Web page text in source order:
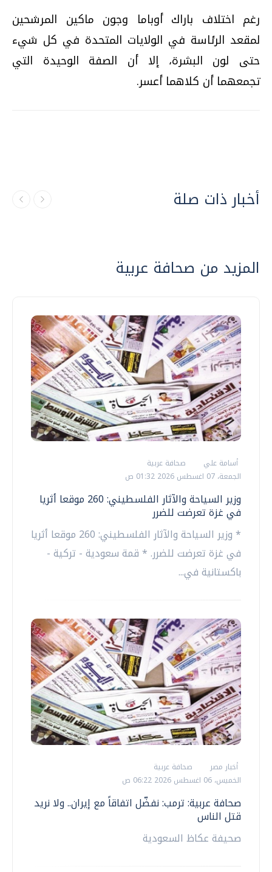
رغم اختلاف باراك أوباما وجون ماكين المرشحين
لمقعد الرئاسة في الولايات المتحدة في كل شيء
حتى لون البشرة، إلا أن الصفة الوحيدة التي
تجمعهما أن كلاهما أعسر.
أخبار ذات صلة
المزيد من صحافة عربية
أسامة علي
صحافة عربية
الجمعة، 07 اغسطس 2026 01:32 ص
وزير السياحة والآثار الفلسطيني: 260 موقعا أثريا
في غزة تعرضت للضرر
* وزير السياحة والآثار الفلسطيني: 260 موقعا أثريا
في غزة تعرضت للضرر. * قمة سعودية - تركية -
باكستانية في...
أخبار مصر
صحافة عربية
الخميس، 06 اغسطس 2026 06:22 ص
صحافة عربية: ترمب: نفضّل اتفاقاً مع إيران.. ولا نريد
قتل الناس
صحيفة عكاظ السعودية